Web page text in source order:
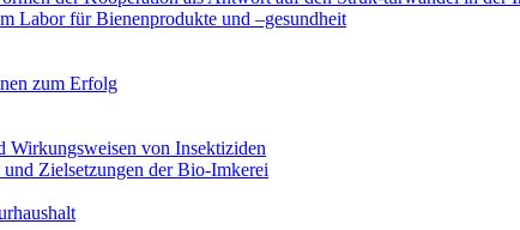
Labor für Bienenprodukte und –gesundheit
zum Erfolg
Wirkungsweisen von Insektiziden
Zielsetzungen der Bio-Imkerei